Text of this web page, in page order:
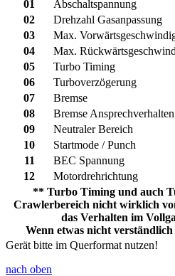
** Turbo Timing und auch
Crawlerbereich nicht wirklich
das Verhalten im
Wenn etwas nicht
01 Abschaltspannung
02
Drehzahl Gasanpassung
03
Max.
04
Max.
05
Turbo Timing
06
Turboverzögerung
07
Bremse
08
Bremse Ansprechverhalten
09
Neutraler Bereich
10
Startmode / Punch
11
BEC Spannung
12
Motordrehrichtung
Gerät bitte im Querformat nutzen!
nach oben